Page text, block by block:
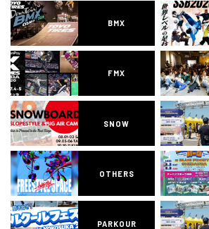
BMX
FMX
SNOW
OTHERS
PARKOUR